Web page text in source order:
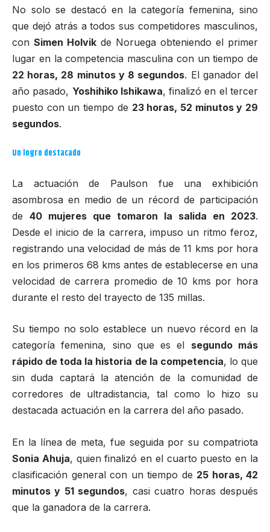
No solo se destacó en la categoría femenina, sino
que dejó atrás a todos sus competidores masculinos,
con Simen Holvik de Noruega obteniendo el primer
lugar en la competencia masculina con un tiempo de
22 horas, 28 minutos y 8 segundos. El ganador del
año pasado, Yoshihiko Ishikawa, finalizó en el tercer
puesto con un tiempo de 23 horas, 52 minutos y 29
segundos.
Un logro destacado
La actuación de Paulson fue una exhibición
asombrosa en medio de un récord de participación
de 40 mujeres que tomaron la salida en 2023.
Desde el inicio de la carrera, impuso un ritmo feroz,
registrando una velocidad de más de 11 kms por hora
en los primeros 68 kms antes de establecerse en una
velocidad de carrera promedio de 10 kms por hora
durante el resto del trayecto de 135 millas.
Su tiempo no solo establece un nuevo récord en la
categoría femenina, sino que es el segundo más
rápido de toda la historia de la competencia, lo que
sin duda captará la atención de la comunidad de
corredores de ultradistancia, tal como lo hizo su
destacada actuación en la carrera del año pasado.
En la línea de meta, fue seguida por su compatriota
Sonia Ahuja, quien finalizó en el cuarto puesto en la
clasificación general con un tiempo de 25 horas, 42
minutos y 51 segundos, casi cuatro horas después
que la ganadora de la carrera.